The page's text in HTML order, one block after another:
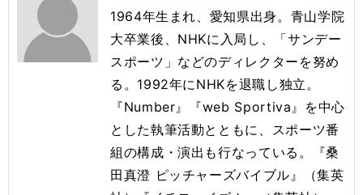
1964年生まれ、愛知県出身。青山学院
大卒業後、NHKに入局し、「サンデー
スポーツ」などのディレクターを努め
る。1992年にNHKを退職し独立。
『Number』『web Sportiva』を中心
とした執筆活動とともに、スポーツ番
組の構成・演出も行なっている。『桑
田真澄 ピッチャーズバイブル』（集英